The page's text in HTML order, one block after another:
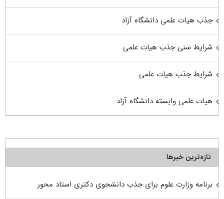
جذب هیات علمی دانشگاه آزاد
شرایط سنی جذب هیات علمی
شرایط جذب هیات علمی
هیات علمی وابسته دانشگاه آزاد
تازه‌ترین خبرها
برنامه وزارت علوم برای جذب دانشجوی دکتری استاد محور